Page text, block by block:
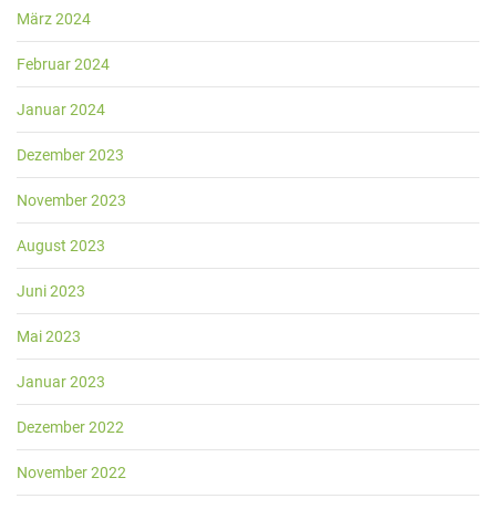
März 2024
Februar 2024
Januar 2024
Dezember 2023
November 2023
August 2023
Juni 2023
Mai 2023
Januar 2023
Dezember 2022
November 2022